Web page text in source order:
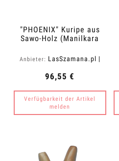
"PHOENIX" Kuripe aus
Sawo-Holz (Manilkara
Anbieter: LasSzamana.pl |
96,55 €
Verfügbarkeit der Artikel
melden